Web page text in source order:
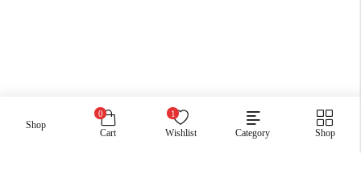
Shop
Category
1
Wishlist
0
Cart
Shop